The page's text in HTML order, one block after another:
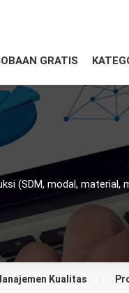
GRATIS
(SDM, modal, material,
Kualitas